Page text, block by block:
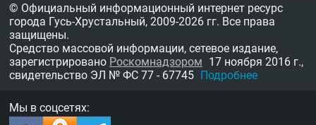
© Официальный информационный интернет ресурс
города Гусь-Хрустальный, 2009-2026 гг. Все права
защищены.
Средство массовой информации, сетевое издание,
зарегистрировано Роскомнадзором 17 ноября 2016 г.,
свидетельство ЭЛ № ФС 77 - 67745 Подробнее
Мы в соцсетях: